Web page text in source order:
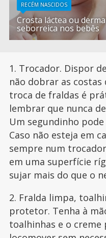
RECÉM NASCIDOS
Crosta láctea ou
seborreica nos bebês
1. Trocador. Dispor
não dobrar as
troca de fraldas é
lembrar que nunca
Um segundinho
Caso não esteja em
sempre num
em uma superfície
sujar mais do que o
2. Fralda limpa,
protetor. Tenha à
toalhinhas e o